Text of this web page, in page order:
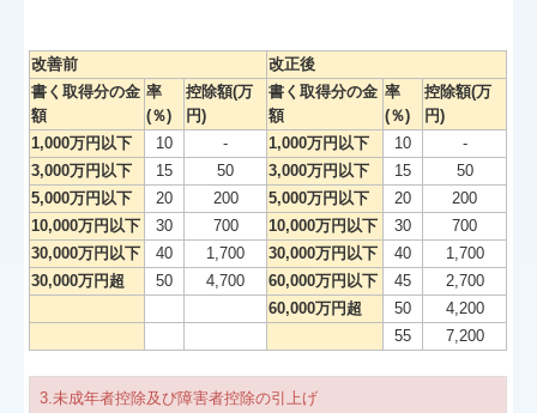
改善前
改正後
書く取得分の金
額
率
(％)
控除額(万
円)
書く取得分の金
額
率
(％)
控除額(万
円)
1,000万円以下
10 - 1,000万円以下 10
-
3,000万円以下
15 50 3,000万円以下 15
50
5,000万円以下
20 200 5,000万円以下 20
200
10,000万円以下
30 700 10,000万円以下 30
700
30,000万円以下
40 1,700 30,000万円以下 40
1,700
30,000万円超
50 4,700 60,000万円以下 45
2,700
60,000万円超
50
4,200
55
7,200
3.未成年者控除及び障害者控除の引上げ